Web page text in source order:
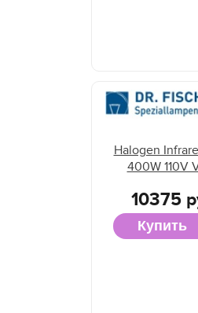
Halogen
400W 110V
10375
Купить